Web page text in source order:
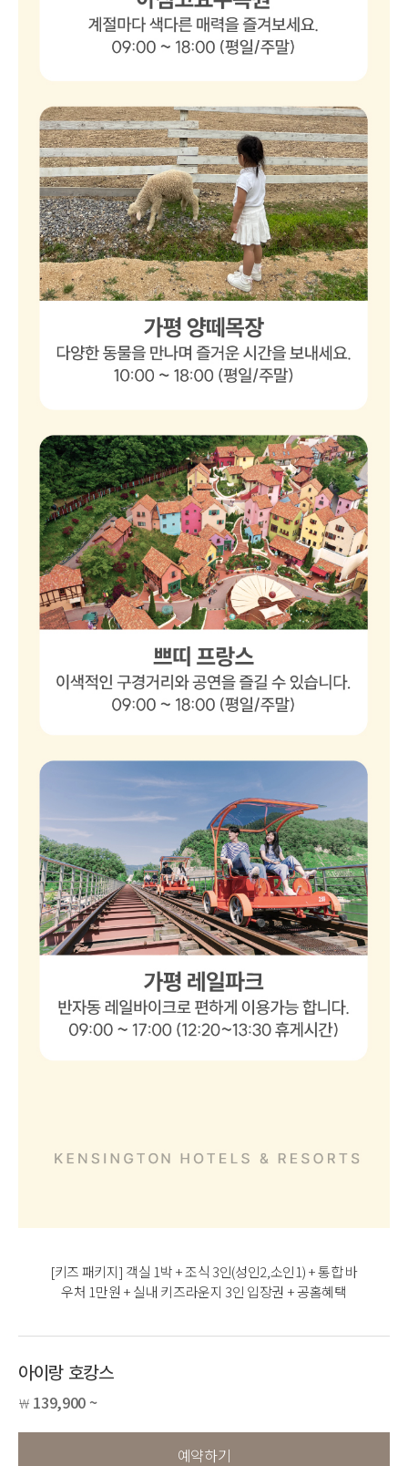
[키즈 패키지] 객실 1박 + 조식 3인(성인2,소인1) + 통합 바
우처 1만원 + 실내 키즈라운지 3인 입장권 + 공홈혜택
아이랑 호캉스
￦ 139,900 ~
예약하기